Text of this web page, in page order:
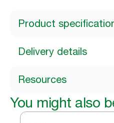
Product
Delivery details
Resources
You might also